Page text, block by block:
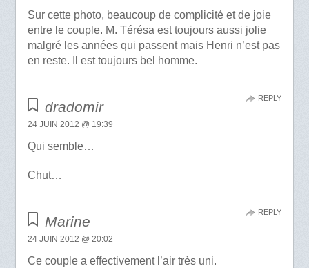
Sur cette photo, beaucoup de complicité et de joie
entre le couple. M. Térésa est toujours aussi jolie
malgré les années qui passent mais Henri n’est pas
en reste. Il est toujours bel homme.
dradomir
24 JUIN 2012 @ 19:39
Qui semble…
Chut…
REPLY
Marine
24 JUIN 2012 @ 20:02
Ce couple a effectivement l’air très uni.
REPLY